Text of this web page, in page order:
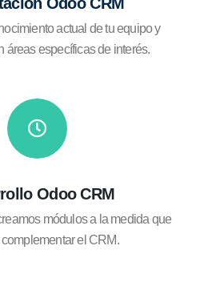
actual de tu equipo y
áreas específicas de interés.
Odoo CRM
módulos a la medida que
el CRM.